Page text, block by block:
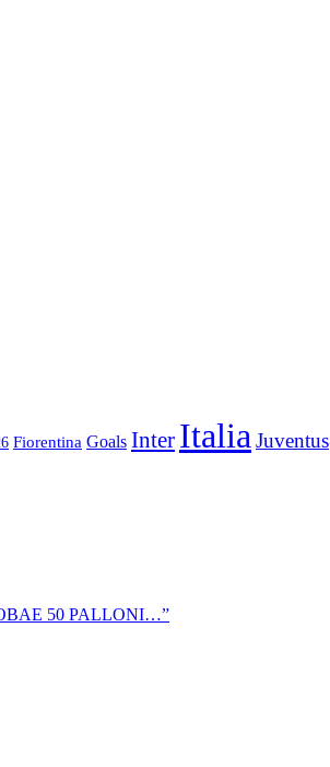
Fiorentina Goals Inter Italia Juventus
50 PALLONI…”